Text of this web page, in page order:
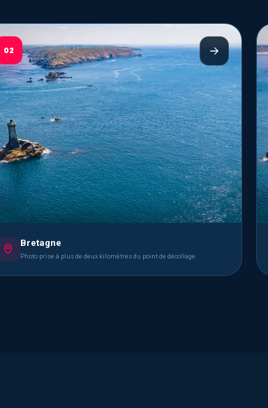
02
Bretagne
Photo prise à plus de deux kilomètres du point de décollage